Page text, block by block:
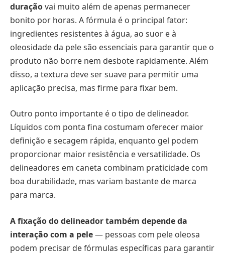
duraçãovai muito além de apenas permanecer
bonito por horas. A fórmula é o principal fator:
ingredientes resistentes à água, ao suor e à
oleosidade da pele são essenciais para garantir que o
produto não borre nem desbote rapidamente. Além
disso, a textura deve ser suave para permitir uma
aplicação precisa, mas firme para fixar bem.
Outro ponto importante é o tipo de delineador.
Líquidos com ponta fina costumam oferecer maior
definição e secagem rápida, enquanto gel podem
proporcionar maior resistência e versatilidade. Os
delineadores em caneta combinam praticidade com
boa durabilidade, mas variam bastante de marca
para marca.
A fixação do delineador também depende da
interação com a pele— pessoas com pele oleosa
podem precisar de fórmulas específicas para garantir